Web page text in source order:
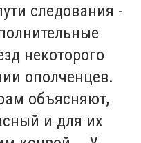
следования -
некоторого
ополченцев.
объясняют,
и для их